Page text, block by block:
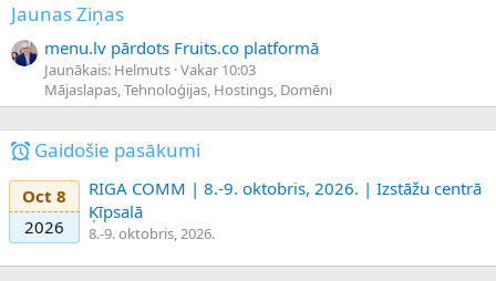
Jaunas Ziņas
menu.lv pārdots Fruits.co platformā
Jaunākais: Helmuts Vakar 10:03
Mājaslapas, Tehnoloģijas, Hostings, Domēni
Gaidošie pasākumi
Oct 8
2026
RIGA COMM | 8.-9. oktobris, 2026. | Izstāžu centrā
Ķīpsalā
8.-9. oktobris, 2026.